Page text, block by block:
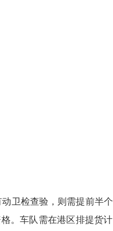
卫检查验，则需提前半
。车队需在港区排提货